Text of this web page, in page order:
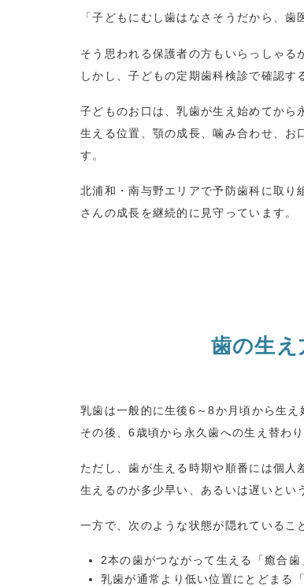
「子どもにむし歯はなさそうだから、
そう思われる保護者の方もいらっしゃる
しかし、子どもの定期歯科検診で確認す
子どものお口は、乳歯が生え始めてから
生える位置、顎の成長、噛み合わせ、お
す。
北浦和・南与野エリアで予防歯科に取り
さんの成長を継続的に見守っています。
歯の生
乳歯は一般的に生後6 ～8か月頃から生え
その後、6 歳頃から永久歯への生え替わ
ただし、歯が生える時期や順番には個人
生えるのが多少早い、あるいは遅いとい
一方で、次のような状態が隠れているこ
2本の歯がつながって生える「癒合歯
乳歯が通常より低い位置にとどまる「